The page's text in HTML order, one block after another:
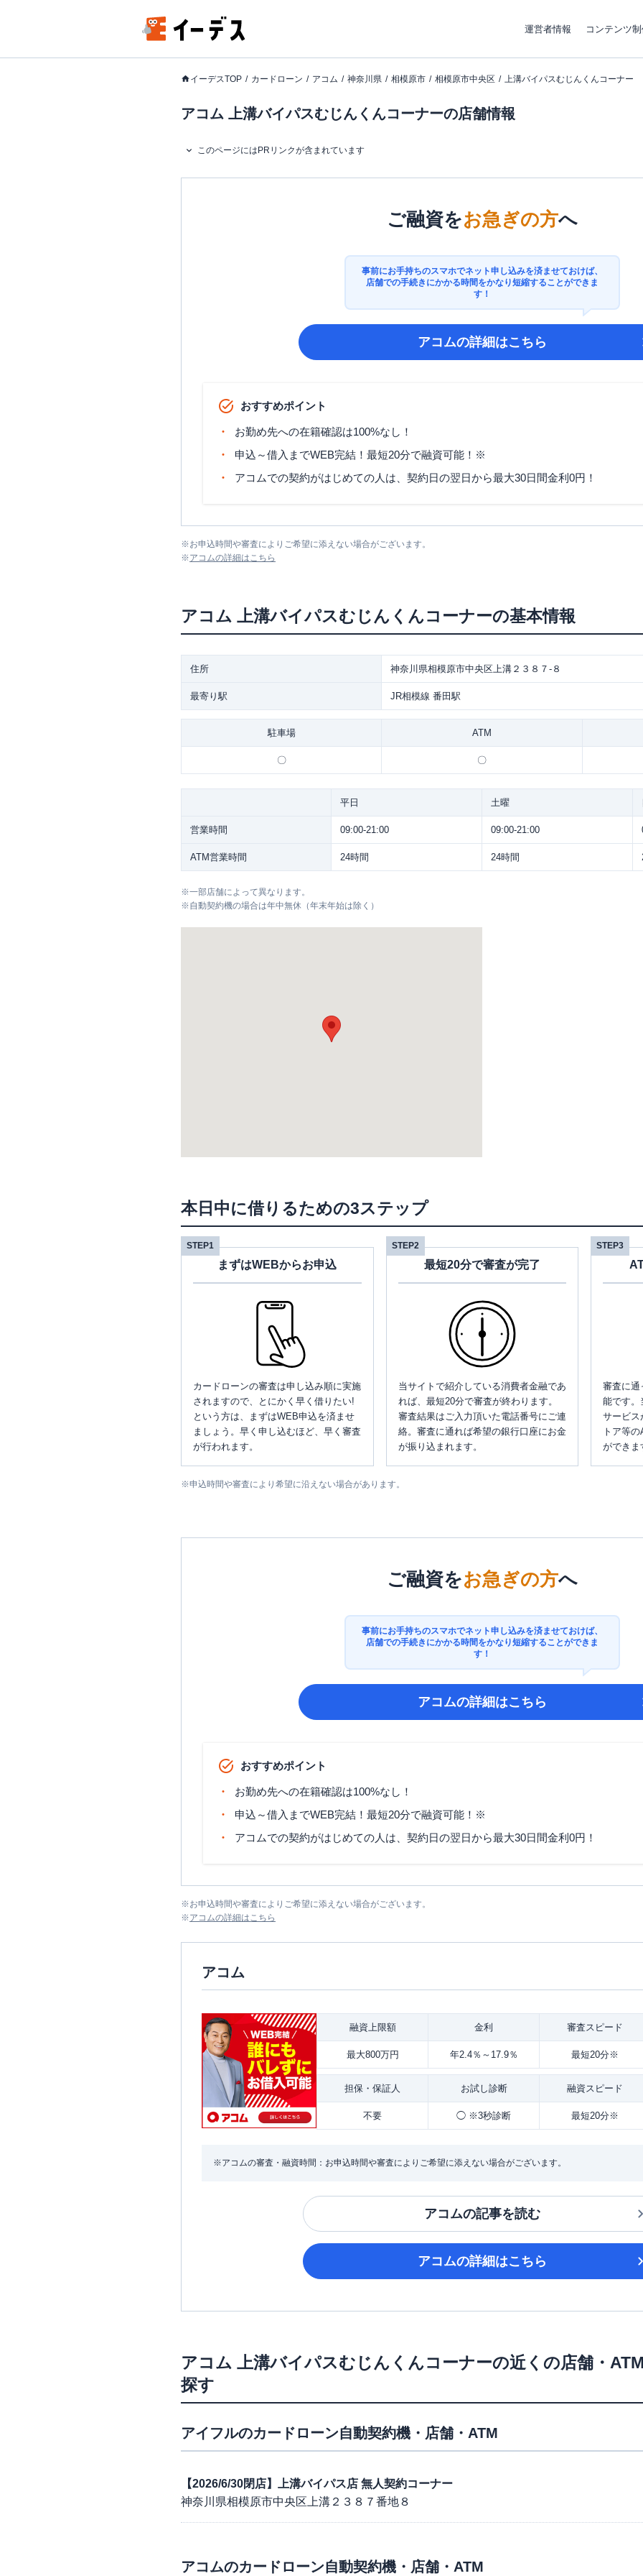
運営者情報 コンテンツ
イーデスTOP カードローン アコム 神奈川県 相模原市 相模原市中央区 上溝バイパスむじんくんコーナー
アコム 上溝バイパスむじんくんコーナーの店舗情報
このページにはPRリンクが含まれています
ご融資をお急ぎの方へ
事前にお手持ちのスマホでネット申し込みを済ませておけば、
店舗での手続きにかかる時間をかなり短縮することができま
す！
アコムの詳細はこちら
おすすめポイント
お勤め先への在籍確認は100%なし！
申込～借入までWEB完結！最短20分で融資可能！※
アコムでの契約がはじめての人は、契約日の翌日から最大30日間金利0円！
※お申込時間や審査によりご希望に添えない場合がございます。
※アコムの詳細はこちら
アコム 上溝バイパスむじんくんコーナーの基本情報
住所 神奈川県相模原市中央区上溝２３８７-８
最寄り駅 JR相模線 番田駅
駐車場 ATM
〇 〇
平日 土曜
営業時間 09:00-21:00 09:00-21:00
ATM営業時間 24時間 24時間
※一部店舗によって異なります。
※自動契約機の場合は年中無休（年末年始は除く）
本日中に借りるための3ステップ
STEP1
まずはWEBからお申込
カードローンの審査は申し込み順に実施
されますので、とにかく早く借りたい!
という方は、まずはWEB申込を済ませ
ましょう。早く申し込むほど、早く審査
が行われます。
STEP2
最短20分で審査が完了
当サイトで紹介している消費者金融であ
れば、最短20分で審査が終わります。
審査結果はご入力頂いた電話番号にご連
絡。審査に通れば希望の銀行口座にお金
が振り込まれます。
STEP3
審査に通
能です。
サービス
トア等
ができま
※申込時間や審査により希望に沿えない場合があります。
ご融資をお急ぎの方へ
事前にお手持ちのスマホでネット申し込みを済ませておけば、
店舗での手続きにかかる時間をかなり短縮することができま
す！
アコムの詳細はこちら
おすすめポイント
お勤め先への在籍確認は100%なし！
申込～借入までWEB完結！最短20分で融資可能！※
アコムでの契約がはじめての人は、契約日の翌日から最大30日間金利0円！
※お申込時間や審査によりご希望に添えない場合がございます。
※アコムの詳細はこちら
アコム
融資上限額 金利 審査スピード
最大800万円 年2.4％～17.9％ 最短20分※
担保・ 保証人 お試し診断 融資スピード
不要 ◯ ※3秒診断 最短20分※
※アコムの審査・融資時間：お申込時間や審査によりご希望に添えない場合がございます。
アコムの記事を読む
アコムの詳細はこちら
アコム 上溝バイパスむじんくんコーナーの近くの店舗・
探す
アイフルのカードローン自動契約機・店舗・ATM
【2026/6/30閉店】上溝バイパス店 無人契約コーナー
神奈川県相模原市中央区上溝２３８７番地８
アコムのカードローン自動契約機・店舗・ATM